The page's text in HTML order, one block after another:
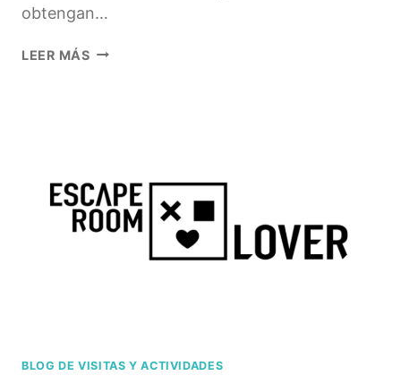
obtengan…
LEER MÁS¿CÓMO
TU
ESCAPE
ROOM?
BLOG DE VISITAS Y ACTIVIDADES